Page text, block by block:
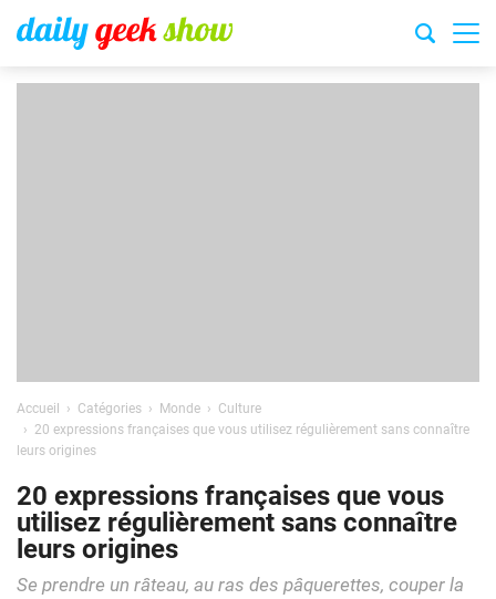
Accueil Catégories Monde
Culture
20 expressions françaises que vous utilisez régulièrement sans connaître
leurs origines
20 expressions françaises que vous
utilisez régulièrement sans connaître
leurs origines
Se prendre un râteau, au ras des pâquerettes, couper la